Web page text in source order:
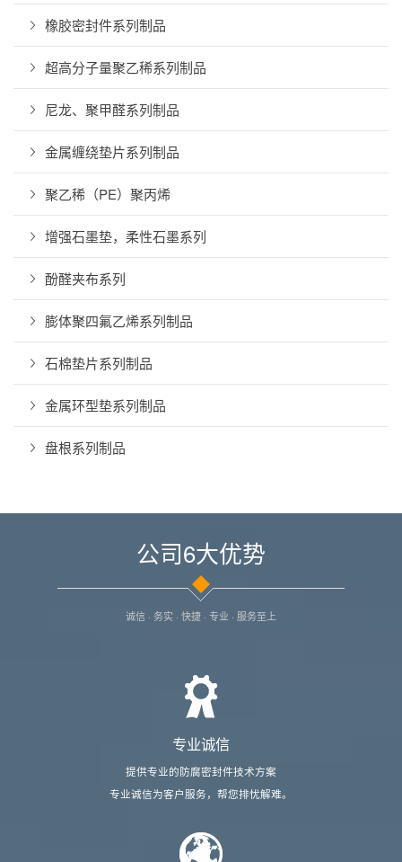
橡胶密封件系列制品
超高分子量聚乙稀系列制品
尼龙、聚甲醛系列制品
金属缠绕垫片系列制品
聚乙稀（PE）聚丙烯
增强石墨垫，柔性石墨系列
酚醛夹布系列
膨体聚四氟乙烯系列制品
石棉垫片系列制品
金属环型垫系列制品
盘根系列制品
公司6大优势
诚信 · 务实 · 快捷 · 专业 · 服务至上
专业诚信
提供专业的防腐密封件技术方案
专业诚信为客户服务，帮您排忧解难。